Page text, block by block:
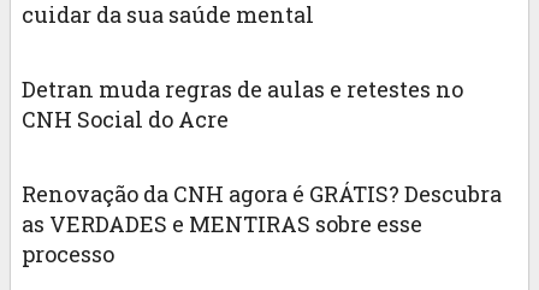
cuidar da sua saúde mental
Detran muda regras de aulas e retestes no
CNH Social do Acre
Renovação da CNH agora é GRÁTIS? Descubra
as VERDADES e MENTIRAS sobre esse
processo